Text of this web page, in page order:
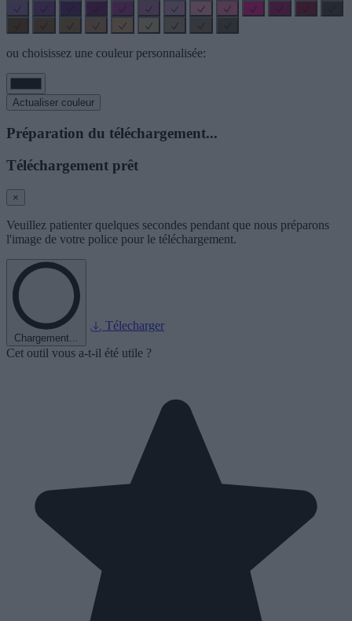
ou choisissez une couleur personnalisée:
Actualiser couleur
Préparation du téléchargement...
Téléchargement prêt
×
Veuillez patienter quelques secondes pendant que nous préparons
l'image de votre police pour le téléchargement.
Chargement...
Télecharger
Cet outil vous a-t-il été utile ?